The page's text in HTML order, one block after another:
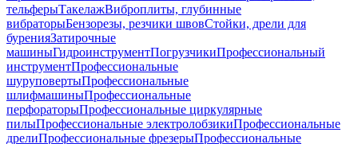
тельферыТакелажВиброплиты, глубинные
вибраторыБензорезы, резчики швовСтойки, дрели для
буренияЗатирочные
машиныГидроинструментПогрузчикиПрофессиональный
инструментПрофессиональные
шуруповертыПрофессиональные
шлифмашиныПрофессиональные
перфораторыПрофессиональные циркулярные
пилыПрофессиональные электролобзикиПрофессиональные
дрелиПрофессиональные фрезерыПрофессиональные